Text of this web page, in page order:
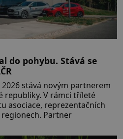
do pohybu. Stává se
stává novým partnerem
republiky. V rámci tříleté
asociace, reprezentačních
Partner